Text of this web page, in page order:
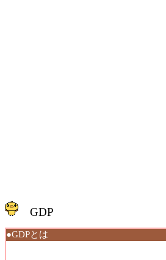
GDP
●GDPとは